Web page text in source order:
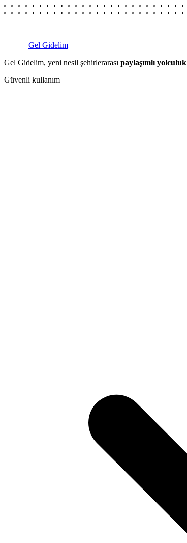
Gel Gidelim
Gel Gidelim, yeni nesil şehirlerarası paylaşımlı yolculuk
Güvenli kullanım